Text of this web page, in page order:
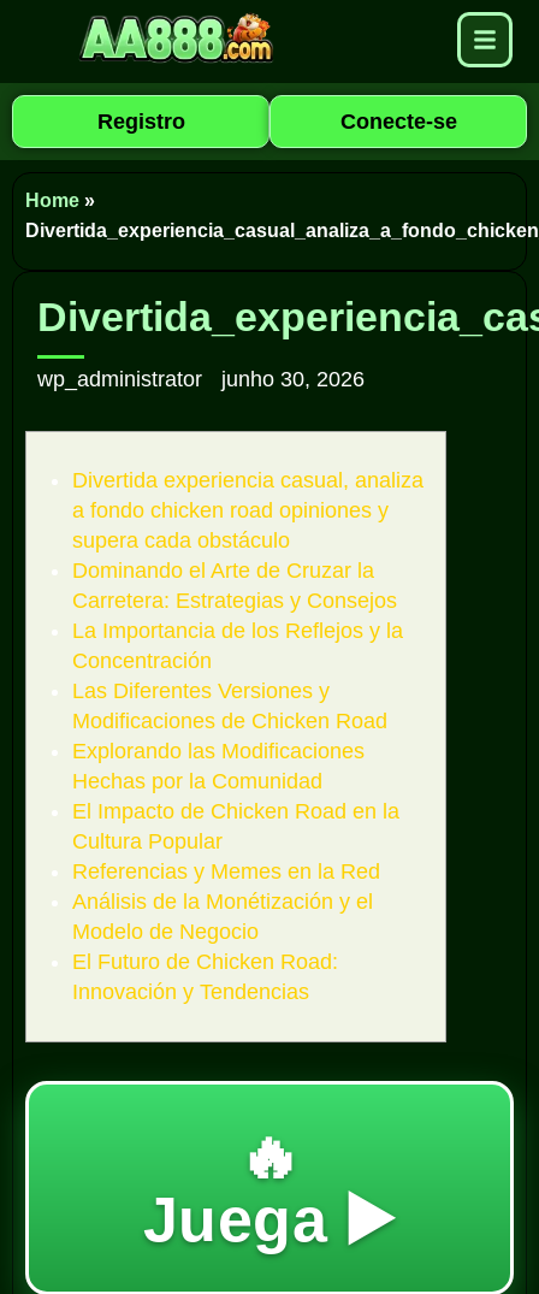
Registro Conecte-se
Home »
wp_administrator junho 30, 2026
Divertida experiencia casual, analiza
a fondo chicken road opiniones y
supera cada obstáculo
Dominando el Arte de Cruzar la
Carretera: Estrategias y Consejos
La Importancia de los Reflejos y la
Concentración
Las Diferentes Versiones y
Modificaciones de Chicken Road
Explorando las Modificaciones
Hechas por la Comunidad
El Impacto de Chicken Road en la
Cultura Popular
Referencias y Memes en la Red
Análisis de la Monétización y el
Modelo de Negocio
El Futuro de Chicken Road:
Innovación y Tendencias
🔥
Juega ▶️